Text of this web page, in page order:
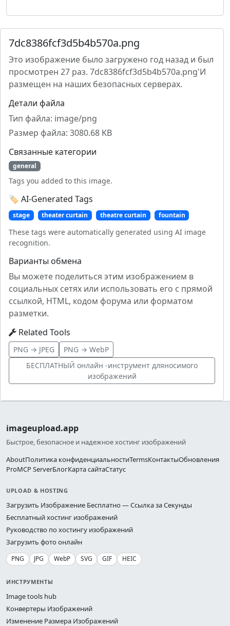
7dc8386fcf3d5b4b570a.png
Это изображение было загружено год назад и был
просмотрен 27 раз. 7dc8386fcf3d5b4b570a.png'И
размещен на наших безопасных серверах.
Детали файла
Тип файла: image/png
Размер файла: 3080.68 KB
Связанные категории
general
Tags you added to this image.
🏷️ AI-Generated Tags
stage theater curtain theatre curtain fountain
These tags were automatically generated using AI image
recognition.
Варианты обмена
Вы можете поделиться этим изображением в
социальных сетях или использовать его с прямой
ссылкой, HTML, кодом форума или форматом
разметки.
Related Tools
PNG → JPEG
PNG → WebP
БЕСПЛАТНЫЙ онлайн -инструмент дляносимого
изображений
imageupload.app
Быстрое, безопасное и надежное хостинг изображений
AboutПолитика конфиденциальностиTermsКонтактыОбновления
ProMCP ServerБлогКарта сайтаСтатус
UPLOAD & HOSTING
Загрузить Изображение Бесплатно — Ссылка за Секунды
Бесплатный хостинг изображений
Руководство по хостингу изображений
Загрузить фото онлайн
PNG JPG WebP SVG GIF HEIC
ИНСТРУМЕНТЫ
Image tools hub
Конвертеры Изображений
Изменение Размера Изображений